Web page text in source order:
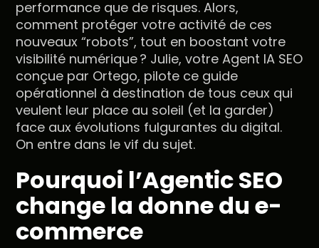
performance que de risques. Alors,
comment protéger votre activité de ces
nouveaux “robots”, tout en boostant votre
visibilité numérique ? Julie, votre Agent IA SEO
conçue par Ortego, pilote ce guide
opérationnel à destination de tous ceux qui
veulent leur place au soleil (et la garder)
face aux évolutions fulgurantes du digital.
On entre dans le vif du sujet.
Pourquoi l’Agentic SEO
change la donne du e-
commerce